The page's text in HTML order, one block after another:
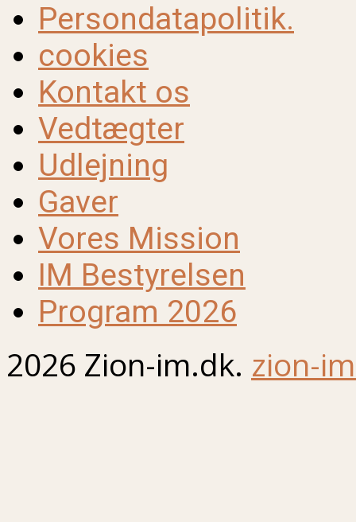
Persondatapolitik.
cookies
Kontakt os
Vedtægter
Udlejning
Gaver
Vores Mission
IM Bestyrelsen
Program 2026
2026 Zion-im.dk. zion-